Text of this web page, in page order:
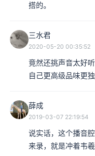
搭的。
三水君
2020-05-20 00:35:52
竟然还挑声音太好
自己更高级品味更
薛成
2019-03-07 22:19:54
说实话，这个播音
来录，就是冲着韦